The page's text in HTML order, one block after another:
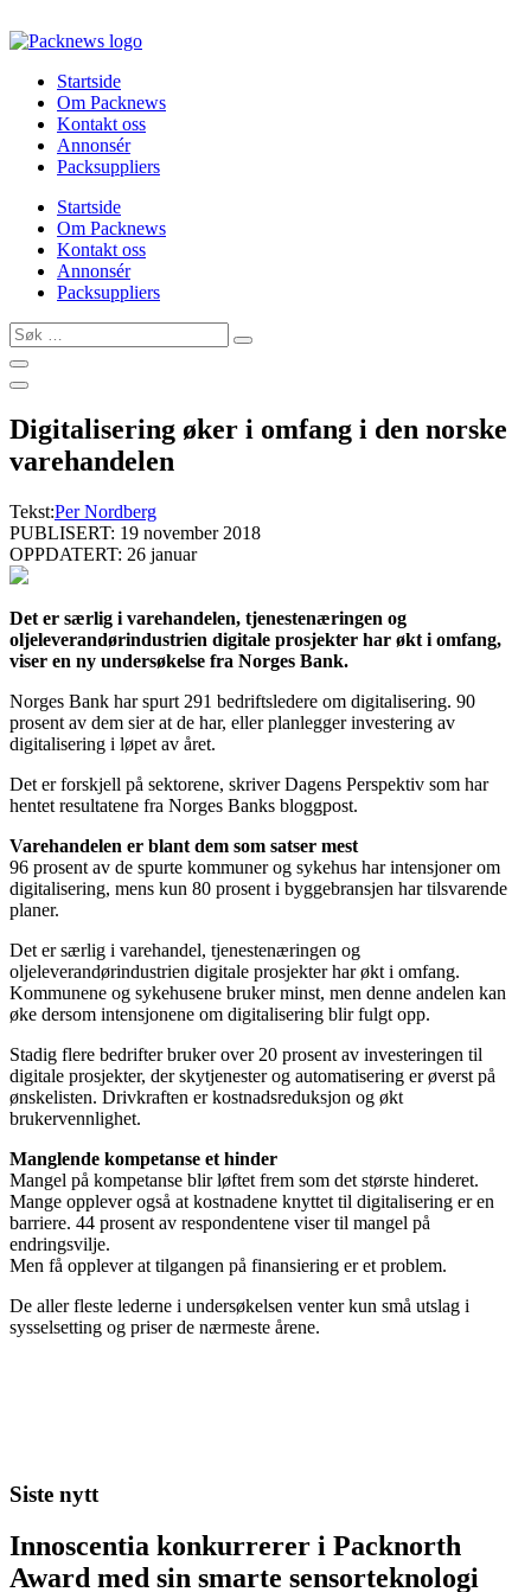
to
Startside
Om Packnews
Kontakt oss
Annonsér
Packsuppliers
Startside
Om Packnews
Kontakt oss
Annonsér
Packsuppliers
Søk
…
Digitalisering øker i omfang i den norske
varehandelen
Tekst:Per Nordberg
PUBLISERT: 19 november 2018
OPPDATERT: 26 januar
Det er særlig i varehandelen, tjenestenæringen og
oljeleverandørindustrien digitale prosjekter har økt i omfang,
viser en ny undersøkelse fra Norges Bank.
Norges Bank har spurt 291 bedriftsledere om digitalisering. 90
prosent av dem sier at de har, eller planlegger investering av
digitalisering i løpet av året.
Det er forskjell på sektorene, skriver Dagens Perspektiv som har
hentet resultatene fra Norges Banks bloggpost.
Varehandelen er blant dem som satser mest
96 prosent av de spurte kommuner og sykehus har intensjoner om
digitalisering, mens kun 80 prosent i byggebransjen har tilsvarende
planer.
Det er særlig i varehandel, tjenestenæringen og
oljeleverandørindustrien digitale prosjekter har økt i omfang.
Kommunene og sykehusene bruker minst, men denne andelen kan
øke dersom intensjonene om digitalisering blir fulgt opp.
Stadig flere bedrifter bruker over 20 prosent av investeringen til
digitale prosjekter, der skytjenester og automatisering er øverst på
ønskelisten. Drivkraften er kostnadsreduksjon og økt
brukervennlighet.
Manglende kompetanse et hinder
Mangel på kompetanse blir løftet frem som det største hinderet.
Mange opplever også at kostnadene knyttet til digitalisering er en
barriere. 44 prosent av respondentene viser til mangel på
endringsvilje.
Men få opplever at tilgangen på finansiering er et problem.
De aller fleste lederne i undersøkelsen venter kun små utslag i
sysselsetting og priser de nærmeste årene.
Siste nytt
Innoscentia konkurrerer i Packnorth
Award med sin smarte sensorteknologi